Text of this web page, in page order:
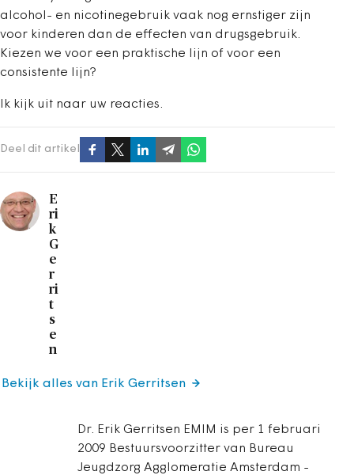
alcohol- en nicotinegebruik vaak nog ernstiger zijn
voor kinderen dan de effecten van drugsgebruik.
Kiezen we voor een praktische lijn of voor een
consistente lijn?
Ik kijk uit naar uw reacties.
Deel dit artikel
E
ri
k
G
e
r
ri
t
s
e
n
Dr. Erik Gerritsen EMIM is per 1 februari
2009 Bestuursvoorzitter van Bureau
Jeugdzorg Agglomeratie Amsterdam -
Bekijk alles van Erik Gerritsen